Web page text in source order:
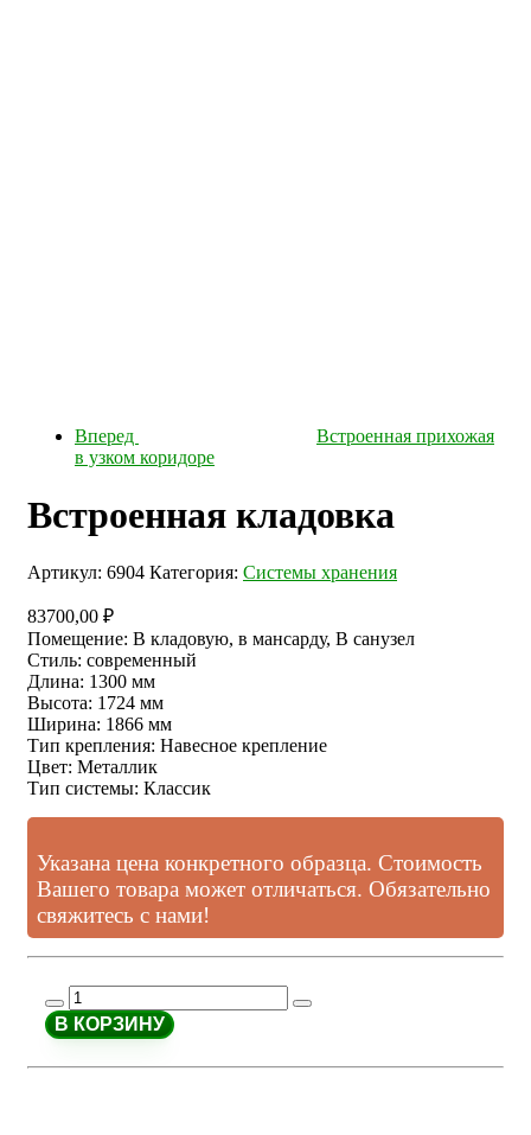
Вперед
Встроенная прихожая
в узком коридоре
Встроенная кладовка
Артикул: 6904 Категория: Системы хранения
83700,00 ₽
Помещение: В кладовую, в мансарду, В санузел
Стиль: современный
Длина: 1300 мм
Высота: 1724 мм
Ширина: 1866 мм
Тип крепления: Навесное крепление
Цвет: Металлик
Тип системы: Классик
Указана цена конкретного образца. Стоимость
Вашего товара может отличаться. Обязательно
свяжитесь с нами!
В КОРЗИНУ